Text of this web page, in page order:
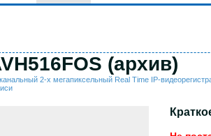
(архив)
2-х мегапиксельный Real Time IP-